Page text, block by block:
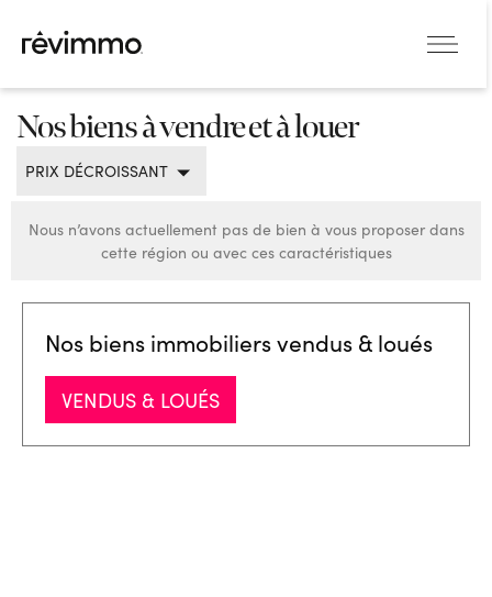
Nos biens à vendre et à louer
PRIX DÉCROISSANT
Nous n’avons actuellement pas de bien à vous proposer dans
cette région ou avec ces caractéristiques
Nos biens immobiliers vendus & loués
VENDUS & LOUÉS